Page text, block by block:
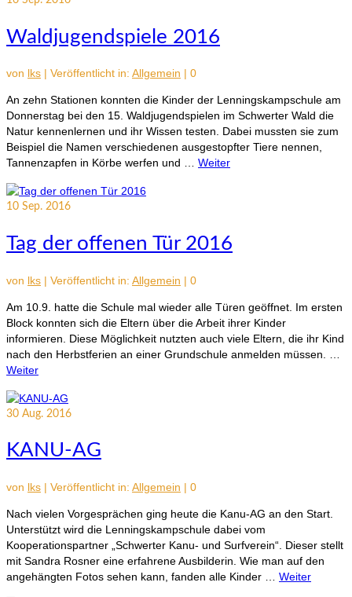
Waldjugendspiele 2016
von lks | Veröffentlicht in: Allgemein | 0
An zehn Stationen konnten die Kinder der Lenningskampschule am
Donnerstag bei den 15. Waldjugendspielen im Schwerter Wald die
Natur kennenlernen und ihr Wissen testen. Dabei mussten sie zum
Beispiel die Namen verschiedenen ausgestopfter Tiere nennen,
Tannenzapfen in Körbe werfen und … Weiter
10 Sep. 2016
Tag der offenen Tür 2016
von lks | Veröffentlicht in: Allgemein | 0
Am 10.9. hatte die Schule mal wieder alle Türen geöffnet. Im ersten
Block konnten sich die Eltern über die Arbeit ihrer Kinder
informieren. Diese Möglichkeit nutzten auch viele Eltern, die ihr Kind
nach den Herbstferien an einer Grundschule anmelden müssen. …
Weiter
30 Aug. 2016
KANU-AG
von lks | Veröffentlicht in: Allgemein | 0
Nach vielen Vorgesprächen ging heute die Kanu-AG an den Start.
Unterstützt wird die Lenningskampschule dabei vom
Kooperationspartner „Schwerter Kanu- und Surfverein“. Dieser stellt
mit Sandra Rosner eine erfahrene Ausbilderin. Wie man auf den
angehängten Fotos sehen kann, fanden alle Kinder … Weiter